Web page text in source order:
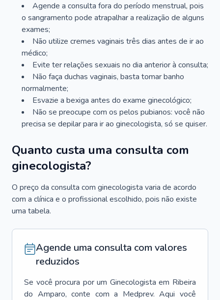
Agende a consulta fora do período menstrual, pois
o sangramento pode atrapalhar a realização de alguns
exames;
Não utilize cremes vaginais três dias antes de ir ao
médico;
Evite ter relações sexuais no dia anterior à consulta;
Não faça duchas vaginais, basta tomar banho
normalmente;
Esvazie a bexiga antes do exame ginecológico;
Não se preocupe com os pelos pubianos: você não
precisa se depilar para ir ao ginecologista, só se quiser.
Quanto custa uma consulta com
ginecologista?
O preço da consulta com ginecologista varia de acordo
com a clínica e o profissional escolhido, pois não existe
uma tabela.
Agende uma consulta com valores
reduzidos
Se você procura por um Ginecologista em Ribeira
do Amparo, conte com a Medprev. Aqui você